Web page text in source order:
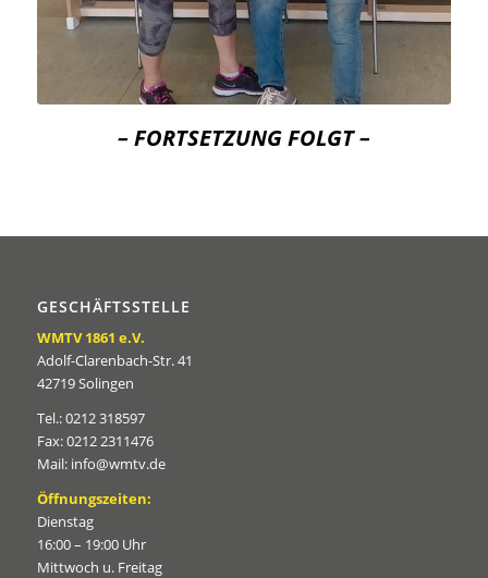
– FORTSETZUNG FOLGT –
GESCHÄFTSSTELLE
WMTV 1861 e.V.
Adolf-Clarenbach-Str. 41
42719 Solingen
Tel.: 0212 318597
Fax: 0212 2311476
Mail: info@wmtv.de
Öffnungszeiten:
Dienstag
16:00 – 19:00 Uhr
Mittwoch u. Freitag